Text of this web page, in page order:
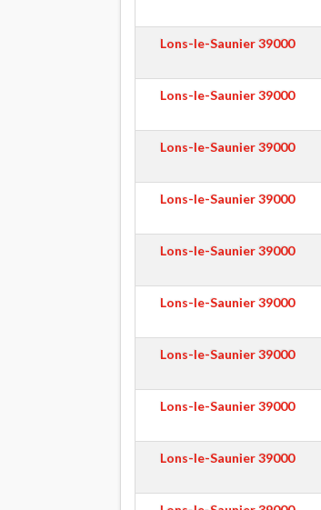
Lons-le-Saunier39000
Lons-le-Saunier39000
Lons-le-Saunier39000
Lons-le-Saunier39000
Lons-le-Saunier39000
Lons-le-Saunier39000
Lons-le-Saunier39000
Lons-le-Saunier39000
Lons-le-Saunier39000